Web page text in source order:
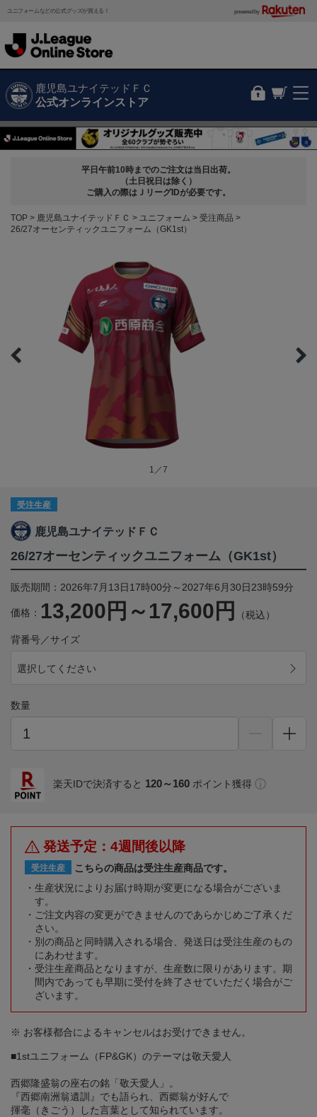
ユニフォームなどの公式グッズが買える！ powered by
鹿児島ユナイテッドＦＣ
公式オンラインストア
平日午前10時までのご注文は当日出荷。
（土日祝日は除く）
ご購入の際はＪリーグIDが必要です。
TOP 鹿児島ユナイテッドＦＣ ユニフォーム
受注商品
26/27オーセンティックユニフォーム（GK1st）
1／7
受注生産
鹿児島ユナイテッドＦＣ
26/27オーセンティックユニフォーム（GK1st）
販売期間：2026年7月13日17時00分～2027年6月30日23時59分
価格： 13,200円～17,600円 （税込）
背番号／サイズ
選択してください
数量
楽天IDで決済すると 120～160 ポイント獲得
発送予定：4週間後以降
受注生産
こちらの商品は受注生産商品です。
生産状況によりお届け時期が変更になる場合がございま
す。
ご注文内容の変更ができませんのであらかじめご了承くだ
さい。
別の商品と同時購入される場合、発送日は受注生産のもの
にあわせます。
受注生産商品となりますが、生産数に限りがあります。期
間内であっても早期に受付を終了させていただく場合がご
ざいます。
※ お客様都合によるキャンセルはお受けできません。
■1stユニフォーム（FP&GK）のテーマは敬天愛人
西郷隆盛翁の座右の銘「敬天愛人」。
『西郷南洲翁遺訓』でも語られ、西郷翁が好んで
揮毫（きごう）した言葉として知られています。